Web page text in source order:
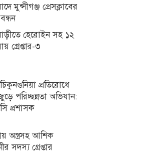
মুন্সীগঞ্জ প্রেসক্লাবের
হেরোইন সহ ১২
গ্রেপ্তার-৩
প্রতিরোধে
পরিচ্ছন্নতা অভিযান:
প্রশাসক
অস্ত্রসহ আশিক
সদস্য গ্রেপ্তার